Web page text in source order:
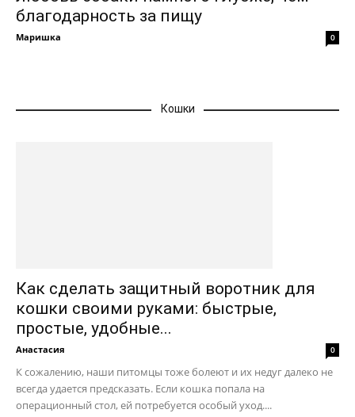
благодарность за пищу
Маришка 0
Кошки
Как сделать защитный воротник для
кошки своими руками: быстрые,
простые, удобные...
Анастасия 0
К сожалению, наши питомцы тоже болеют и их недуг далеко не
всегда удается предсказать. Если кошка попала на
операционный стол, ей потребуется особый уход....